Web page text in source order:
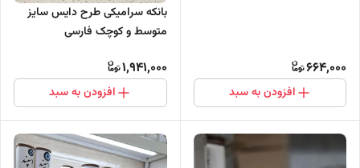
664,000
افزودن به سبد
بانکه سرامیکی طرح دایس سایز
متوسط و کوچک فارسی
1,941,000
افزودن به سبد